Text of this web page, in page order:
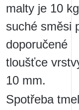
malty je 10 kg
suché směsi
doporučené
tloušťce
10 mm.
Spotřeba